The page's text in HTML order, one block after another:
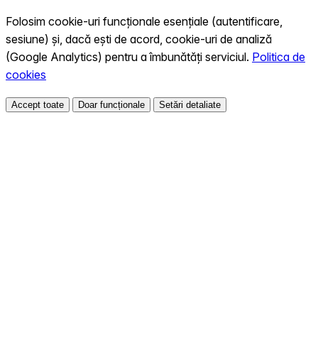
Folosim cookie-uri funcționale esențiale (autentificare,
sesiune) și, dacă ești de acord, cookie-uri de analiză
(Google Analytics) pentru a îmbunătăți serviciul. Politica de
cookies
Accept toate Doar funcționale Setări detaliate